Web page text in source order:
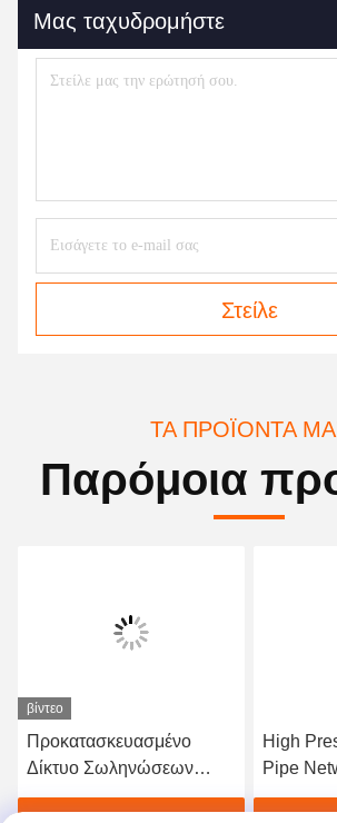
Μας ταχυδρομήστε
Στείλε
ΤΑ ΠΡΟΪΌΝΤΑ
Παρόμοια
βίντεο
Προκατασκευασμένο
Δίκτυο Σωληνώσεων
Αερίου FM200 - Αξιόπιστο
High
Pipe
Inert